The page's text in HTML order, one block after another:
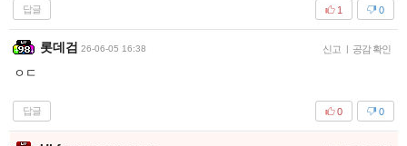
답글 0
1
롯데검 26-06-05 16:38 신고 공감 확인
ㅇㄷ
답글 0
0